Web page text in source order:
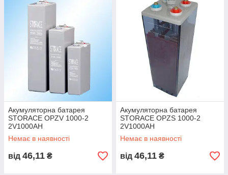
Акумуляторна батарея
STORACE OPZV 1000-2
2V1000AH
Немає в наявності
від 46,11 ₴
Акумуляторна батарея
STORACE OPZS 1000-2
2V1000AH
Немає в наявності
від 46,11 ₴